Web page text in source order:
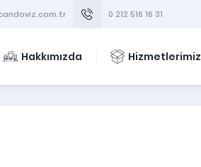
0 212 516 16 31
Hakkımızda Hizmetlerimiz